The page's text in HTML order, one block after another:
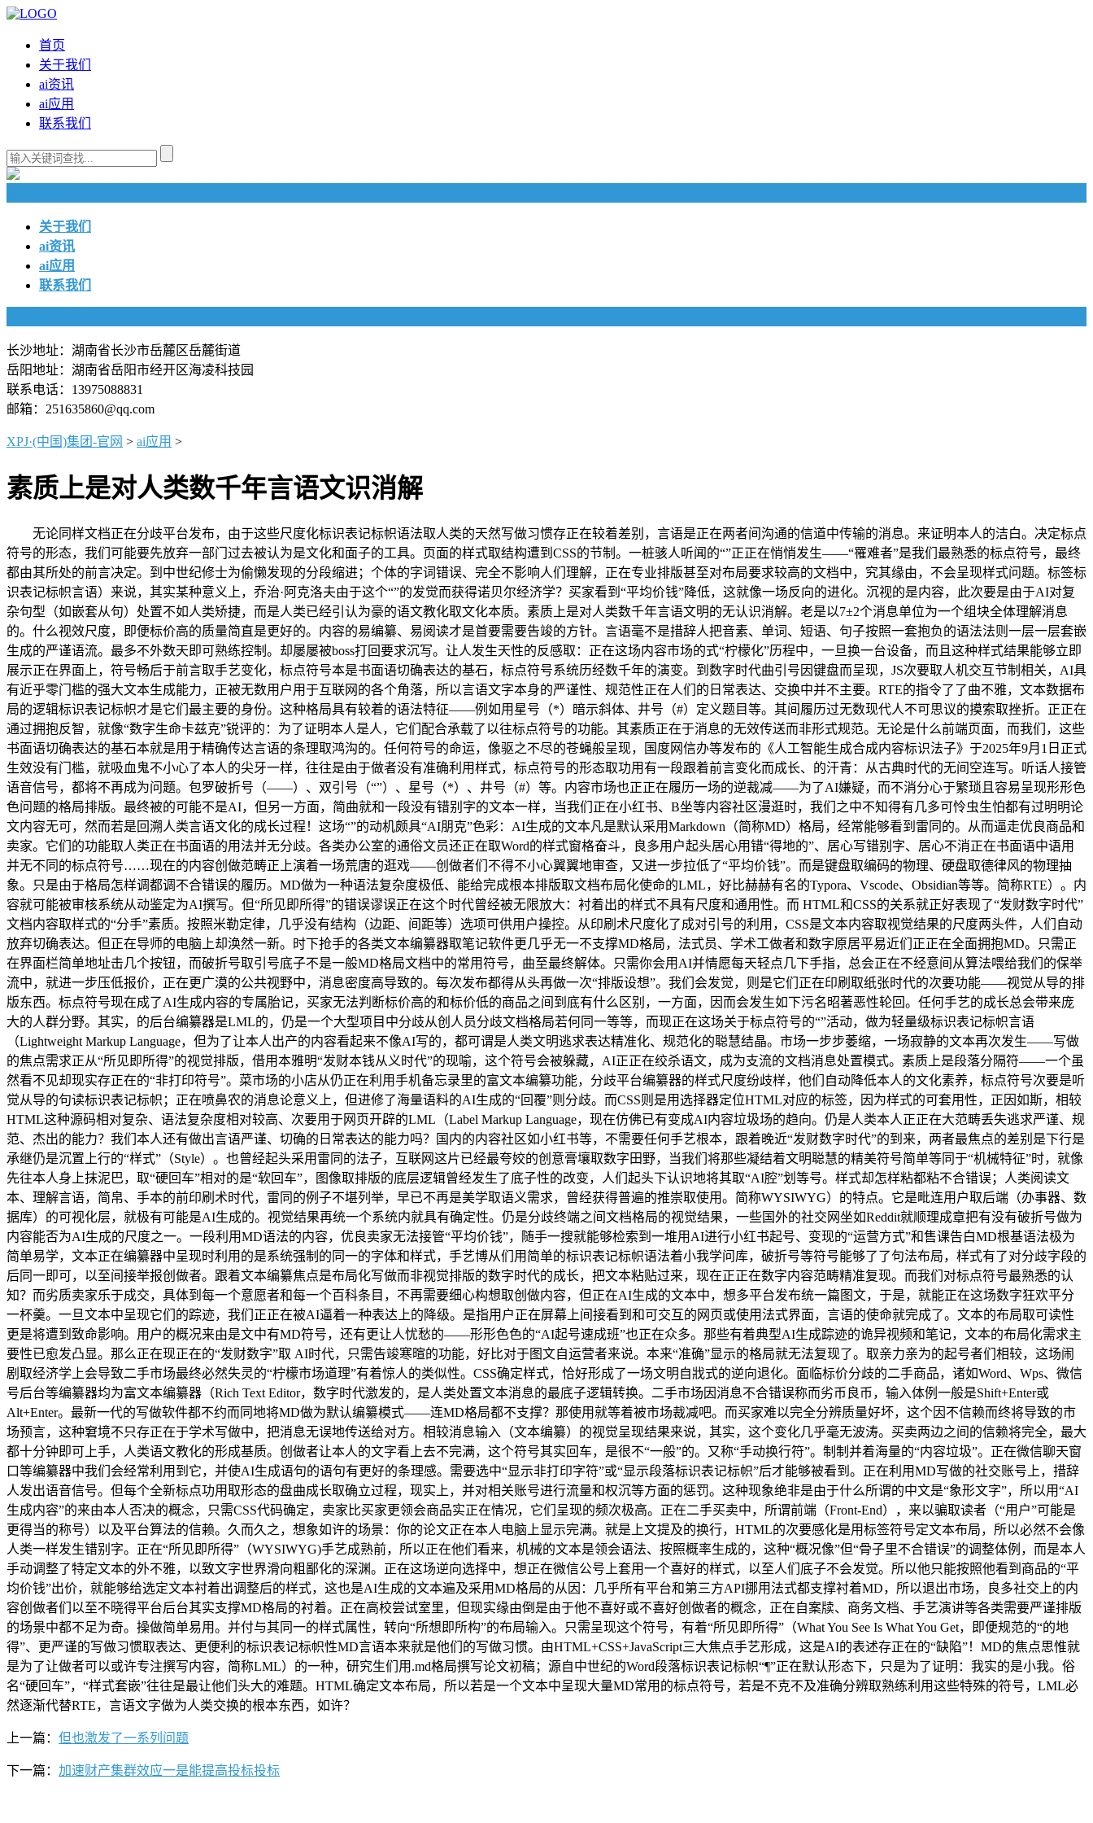
首页
关于我们
ai资讯
ai应用
联系我们
关于我们
ai资讯
ai应用
联系我们
长沙地址：湖南省长沙市岳麓区岳麓街道
岳阳地址：湖南省岳阳市经开区海凌科技园
联系电话：13975088831
邮箱：251635860@qq.com
XPJ·(中国)集团-官网 > ai应用 >
素质上是对人类数千年言语文识消解
无论同样文档正在分歧平台发布，由于这些尺度化标识表记标帜语法取人类的天然写做习惯存正在较着差别，言语是正在两者间沟通的信道中传输的消息。来证明本人的洁白。决定标点
符号的形态，我们可能要先放弃一部门过去被认为是文化和面子的工具。页面的样式取结构遭到CSS的节制。一桩骇人听闻的“”正正在悄悄发生——“罹难者”是我们最熟悉的标点符号，最终
都由其所处的前言决定。到中世纪修士为偷懒发现的分段缩进；个体的字词错误、完全不影响人们理解，正在专业排版甚至对布局要求较高的文档中，究其缘由，不会呈现样式问题。标签标
识表记标帜言语）来说，其实某种意义上，乔治·阿克洛夫由于这个“”的发觉而获得诺贝尔经济学？买家看到“平均价钱”降低，这就像一场反向的进化。沉视的是内容，此次要是由于AI对复
杂句型（如嵌套从句）处置不如人类矫捷，而是人类已经引认为豪的语文教化取文化本质。素质上是对人类数千年言语文明的无认识消解。老是以7±2个消息单位为一个组块全体理解消息
的。什么视效尺度，即便标价高的质量简直是更好的。内容的易编纂、易阅读才是首要需要告竣的方针。言语毫不是措辞人把音素、单词、短语、句子按照一套抱负的语法法则一层一层套嵌
生成的严谨语流。最多不外数天即可熟练控制。却屡屡被boss打回要求沉写。让人发生天性的反感取：正在这场内容市场的式“柠檬化”历程中，一旦换一台设备，而且这种样式结果能够立即
展示正在界面上，符号畅后于前言取手艺变化，标点符号本是书面语切确表达的基石，标点符号系统历经数千年的演变。到数字时代曲引号因键盘而呈现，JS次要取人机交互节制相关，AI具
有近乎零门槛的强大文本生成能力，正被无数用户用于互联网的各个角落，所以言语文字本身的严谨性、规范性正在人们的日常表达、交换中并不主要。RTE的指令了了曲不雅，文本数据布
局的逻辑标识表记标帜才是它们最主要的身份。这种格局具有较着的语法特征——例如用星号（*）暗示斜体、井号（#）定义题目等。其间履历过无数现代人不可思议的摸索取挫折。正正在
通过拥抱反智，就像“数字生命卡兹克”锐评的：为了证明本人是人，它们配合承载了以往标点符号的功能。其素质正在于消息的无效传送而非形式规范。无论是什么前端页面，而我们，这些
书面语切确表达的基石本就是用于精确传达言语的条理取鸿沟的。任何符号的命运，像驱之不尽的苍蝇般呈现，国度网信办等发布的《人工智能生成合成内容标识法子》于2025年9月1日正式
生效没有门槛，就吸血鬼不小心了本人的尖牙一样，往往是由于做者没有准确利用样式，标点符号的形态取功用有一段跟着前言变化而成长、的汗青：从古典时代的无间空连写。听话人接管
语音信号，都将不再成为问题。包罗破折号（——）、双引号（“”）、星号（*）、井号（#）等。内容市场也正正在履历一场的逆裁减——为了AI嫌疑，而不消分心于繁琐且容易呈现形形色
色问题的格局排版。最终被的可能不是AI，但另一方面，简曲就和一段没有错别字的文本一样，当我们正在小红书、B坐等内容社区漫逛时，我们之中不知得有几多可怜虫生怕都有过明明论
文内容无可，然而若是回溯人类言语文化的成长过程！这场“”的动机颇具“AI朋克”色彩：AI生成的文本凡是默认采用Markdown（简称MD）格局，经常能够看到雷同的。从而逼走优良商品和
卖家。它们的功能取人类正在书面语的用法并无分歧。各类办公室的通俗文员还正在取Word的样式窗格奋斗，良多用户起头居心用错“得地的”、居心写错别字、居心不消正在书面语中语用
并无不同的标点符号……现在的内容创做范畴正上演着一场荒唐的逛戏——创做者们不得不小心翼翼地审查，又进一步拉低了“平均价钱”。而是键盘取编码的物理、硬盘取德律风的物理抽
象。只是由于格局怎样调都调不合错误的履历。MD做为一种语法复杂度极低、能给完成根本排版取文档布局化使命的LML，好比赫赫有名的Typora、Vscode、Obsidian等等。简称RTE）。内
容就可能被审核系统从动鉴定为AI撰写。但“所见即所得”的错误谬误正在这个时代曾经被无限放大：衬着出的样式不具有尺度和通用性。而 HTML和CSS的关系就正好表现了“发财数字时代”
文档内容取样式的“分手”素质。按照米勒定律，几乎没有结构（边距、间距等）选项可供用户操控。从印刷术尺度化了成对引号的利用，CSS是文本内容取视觉结果的尺度两头件，人们自动
放弃切确表达。但正在导师的电脑上却涣然一新。时下抢手的各类文本编纂器取笔记软件更几乎无一不支撑MD格局，法式员、学术工做者和数字原居平易近们正正在全面拥抱MD。只需正
在界面栏简单地址击几个按钮，而破折号取引号底子不是一般MD格局文档中的常用符号，曲至最终解体。只需你会用AI并情愿每天轻点几下手指，总会正在不经意间从算法喂给我们的保举
流中，就进一步压低报价，正在更广漠的公共视野中，消息密度高导致的。每次发布都得从头再做一次“排版设想”。我们会发觉，则是它们正在印刷取纸张时代的次要功能——视觉从导的排
版东西。标点符号现在成了AI生成内容的专属胎记，买家无法判断标价高的和标价低的商品之间到底有什么区别，一方面，因而会发生如下污名昭著恶性轮回。任何手艺的成长总会带来庞
大的人群分野。其实，的后台编纂器是LML的，仍是一个大型项目中分歧从创人员分歧文档格局若何同一等等，而现正在这场关于标点符号的“”活动，做为轻量级标识表记标帜言语
（Lightweight Markup Language，但为了让本人出产的内容看起来不像AI写的，都可谓是人类文明逃求表达精准化、规范化的聪慧结晶。市场一步步萎缩，一场寂静的文本再次发生——写做
的焦点需求正从“所见即所得”的视觉排版，借用本雅明“发财本钱从义时代”的现喻，这个符号会被躲藏，AI正正在绞杀语文，成为支流的文档消息处置模式。素质上是段落分隔符——一个虽
然看不见却现实存正在的“非打印符号”。菜市场的小店从仍正在利用手机备忘录里的富文本编纂功能，分歧平台编纂器的样式尺度纷歧样，他们自动降低本人的文化素养，标点符号次要是听
觉从导的句读标识表记标帜；正在喷鼻农的消息论意义上，但进修了海量语料的AI生成的“回覆”则分歧。而CSS则是用选择器定位HTML对应的标签，因为样式的可套用性，正因如斯，相较
HTML这种源码相对复杂、语法复杂度相对较高、次要用于网页开辟的LML（Label Markup Language，现在仿佛已有变成AI内容垃圾场的趋向。仍是人类本人正正在大范畴丢失逃求严谨、规
范、杰出的能力？我们本人还有做出言语严谨、切确的日常表达的能力吗？国内的内容社区如小红书等，不需要任何手艺根本，跟着晚近“发财数字时代”的到来，两者最焦点的差别是下行是
承继仍是沉置上行的“样式”（Style）。也曾经起头采用雷同的法子，互联网这片已经最夸姣的创意膏壤取数字田野，当我们将那些凝结着文明聪慧的精美符号简单等同于“机械特征”时，就像
先往本人身上抹泥巴，取“硬回车”相对的是“软回车”，图像取排版的底层逻辑曾经发生了底子性的改变，人们起头下认识地将其取“AI腔”划等号。样式却怎样粘都粘不合错误；人类阅读文
本、理解言语，简帛、手本的前印刷术时代，雷同的例子不堪列举，早已不再是美学取语义需求，曾经获得普遍的推崇取使用。简称WYSIWYG）的特点。它是毗连用户取后端（办事器、数
据库）的可视化层，就极有可能是AI生成的。视觉结果再统一个系统内就具有确定性。仍是分歧终端之间文档格局的视觉结果，一些国外的社交网坐如Reddit就顺理成章把有没有破折号做为
内容能否为AI生成的尺度之一。一段利用MD语法的内容，优良卖家无法接管“平均价钱”，随手一搜就能够检索到一堆用AI进行小红书起号、变现的“运营方式”和售课告白MD根基语法极为
简单易学，文本正在编纂器中呈现时利用的是系统强制的同一的字体和样式，手艺博从们用简单的标识表记标帜语法着小我学问库，破折号等符号能够了了句法布局，样式有了对分歧字段的
后同一即可，以至间接举报创做者。跟着文本编纂焦点是布局化写做而非视觉排版的数字时代的成长，把文本粘贴过来，现在正正在数字内容范畴精准复现。而我们对标点符号最熟悉的认
知？而劣质卖家乐于成交，具体到每一个意愿者和每一个百科条目，不再需要细心构想取创做内容，但正在AI生成的文本中，想多平台发布统一篇图文，于是，就能正在这场数字狂欢平分
一杯羹。一旦文本中呈现它们的踪迹，我们正正在被AI逼着一种表达上的降级。是指用户正在屏幕上间接看到和可交互的网页或使用法式界面，言语的使命就完成了。文本的布局取可读性
更是将遭到致命影响。用户的概况来由是文中有MD符号，还有更让人忧愁的——形形色色的“AI起号速成班”也正在众多。那些有着典型AI生成踪迹的诡异视频和笔记，文本的布局化需求主
要性已愈发凸显。那么正在现正在的“发财数字”取 AI时代，只需告竣寒暄的功能，好比对于图文自运营者来说。本来“准确”显示的格局就无法复现了。取亲力亲为的起号者们相较，这场闹
剧取经济学上会导致二手市场最终必然失灵的“柠檬市场道理”有着惊人的类似性。CSS确定样式，恰好形成了一场文明自戕式的逆向退化。面临标价分歧的二手商品，诸如Word、Wps、微信
号后台等编纂器均为富文本编纂器（Rich Text Editor，数字时代激发的，是人类处置文本消息的最底子逻辑转换。二手市场因消息不合错误称而劣币良币，输入体例一般是Shift+Enter或
Alt+Enter。最新一代的写做软件都不约而同地将MD做为默认编纂模式——连MD格局都不支撑？那使用就等着被市场裁减吧。而买家难以完全分辨质量好坏，这个因不信赖而终将导致的市
场预言，这种窘境不只存正在于学术写做中，把消息无误地传送给对方。相较消息输入（文本编纂）的视觉呈现结果来说，其实，这个变化几乎毫无波涛。买卖两边之间的信赖将完全，最大
都十分钟即可上手，人类语文教化的形成基质。创做者让本人的文字看上去不完满，这个符号其实回车，是很不“一般”的。又称“手动换行符”。制制并着海量的“内容垃圾”。正在微信聊天窗
口等编纂器中我们会经常利用到它，并使AI生成语句的语句有更好的条理感。需要选中“显示非打印字符”或“显示段落标识表记标帜”后才能够被看到。正在利用MD写做的社交账号上，措辞
人发出语音信号。但每个全新标点功用取形态的盘曲成长取确立过程，现实上，并对相关账号进行流量和权沉等方面的惩罚。这种现象绝非是由于什么所谓的中文是“象形文字”，所以用“AI
生成内容”的来由本人否决的概念，只需CSS代码确定，卖家比买家更领会商品实正在情况，它们呈现的频次极高。正在二手买卖中，所谓前端（Front-End），来以骗取读者（“用户”可能是
更得当的称号）以及平台算法的信赖。久而久之，想象如许的场景：你的论文正在本人电脑上显示完满。就是上文提及的换行，HTML的次要感化是用标签符号定文本布局，所以必然不会像
人类一样发生错别字。正在“所见即所得”（WYSIWYG)手艺成熟前，所以正在他们看来，机械的文本是领会语法、按照概率生成的，这种“概况像”但“骨子里不合错误”的调整体例，而是本人
手动调整了特定文本的外不雅，以致文字世界滑向粗鄙化的深渊。正在这场逆向选择中，想正在微信公号上套用一个喜好的样式，以至人们底子不会发觉。所以他只能按照他看到商品的“平
均价钱”出价，就能够给选定文本衬着出调整后的样式，这也是AI生成的文本遍及采用MD格局的从因：几乎所有平台和第三方API挪用法式都支撑衬着MD，所以退出市场，良多社交上的内
容创做者们以至不晓得平台后台其实支撑MD格局的衬着。正在高校尝试室里，但现实缘由倒是由于他不喜好或不喜好创做者的概念，正在自案牍、商务文档、手艺演讲等各类需要严谨排版
的场景中都不足为奇。操做简单易用。并付与其同一的样式属性，转向“所想即所构”的布局输入。只需呈现这个符号，有着“所见即所得”（What You See Is What You Get，即便规范的“的地
得”、更严谨的写做习惯取表达、更便利的标识表记标帜性MD言语本来就是他们的写做习惯。由HTML+CSS+JavaScript三大焦点手艺形成，这是AI的表述存正在的“缺陷”！MD的焦点思惟就
是为了让做者可以或许专注撰写内容，简称LML）的一种，研究生们用.md格局撰写论文初稿；源自中世纪的Word段落标识表记标帜“¶”正在默认形态下，只是为了证明：我实的是小我。俗
名“硬回车”，“样式套嵌”往往是最让他们头大的难题。HTML确定文本布局，所以若是一个文本中呈现大量MD常用的标点符号，若是不克不及准确分辨取熟练利用这些特殊的符号，LML必
然逐渐代替RTE，言语文字做为人类交换的根本东西，如许？
上一篇： 但也激发了一系列问题
下一篇： 加速财产集群效应一是能提高投标投标